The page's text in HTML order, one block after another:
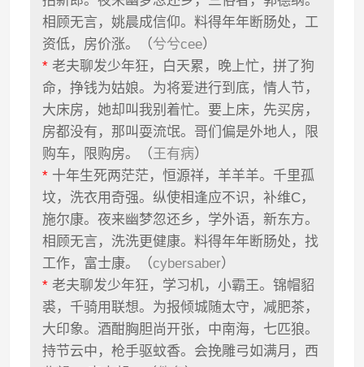
相顾无言，姚晨成信仰。料得年年断肠处，工
资低，房价涨。（兮兮cee）
* 老夫聊发少年狂，白天累，晚上忙，拼了狗
命，挣钱为姑娘。为将爱进行到底，情人节，
大床房，她却叫我别着忙。要上床，先买房，
房都没有，那叫耍流氓。哥们偏是外地人，限
购车，限购房。（王有病）
* 十年生死两茫茫，恒源祥，羊羊羊。千里孤
坟，洗衣用奇强。纵使相逢应不识，补维C，
施尔康。夜来幽梦忽还乡，学外语，新东方。
相顾无言，洗洗更健康。料得年年断肠处，找
工作，富士康。（cybersaber）
* 老夫聊发少年狂，学习机，小霸王。锦帽貂
裘，千骑用联想。为报倾城随太守，减肥茶，
大印象。酒酣胸胆尚开张，中南海，七匹狼。
持节云中，枪手驱蚊香。会挽雕弓如满月，西